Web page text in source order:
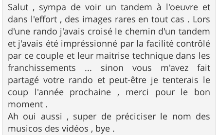
s
s
a
g
e
Salut , sympa de voir un tandem à l'oeuvre et
dans l'effort , des images rares en tout cas . Lors
d'une rando j'avais croisé le chemin d'un tandem
et j'avais été impréssionné par la facilité contrôlé
par ce couple et leur maitrise technique dans les
franchissements ... sinon vous m'avez fait
partagé votre rando et peut-être je tenterais le
coup l'année prochaine , merci pour le bon
moment .
Ah oui aussi , super de préciciser le nom des
musicos des vidéos , bye .